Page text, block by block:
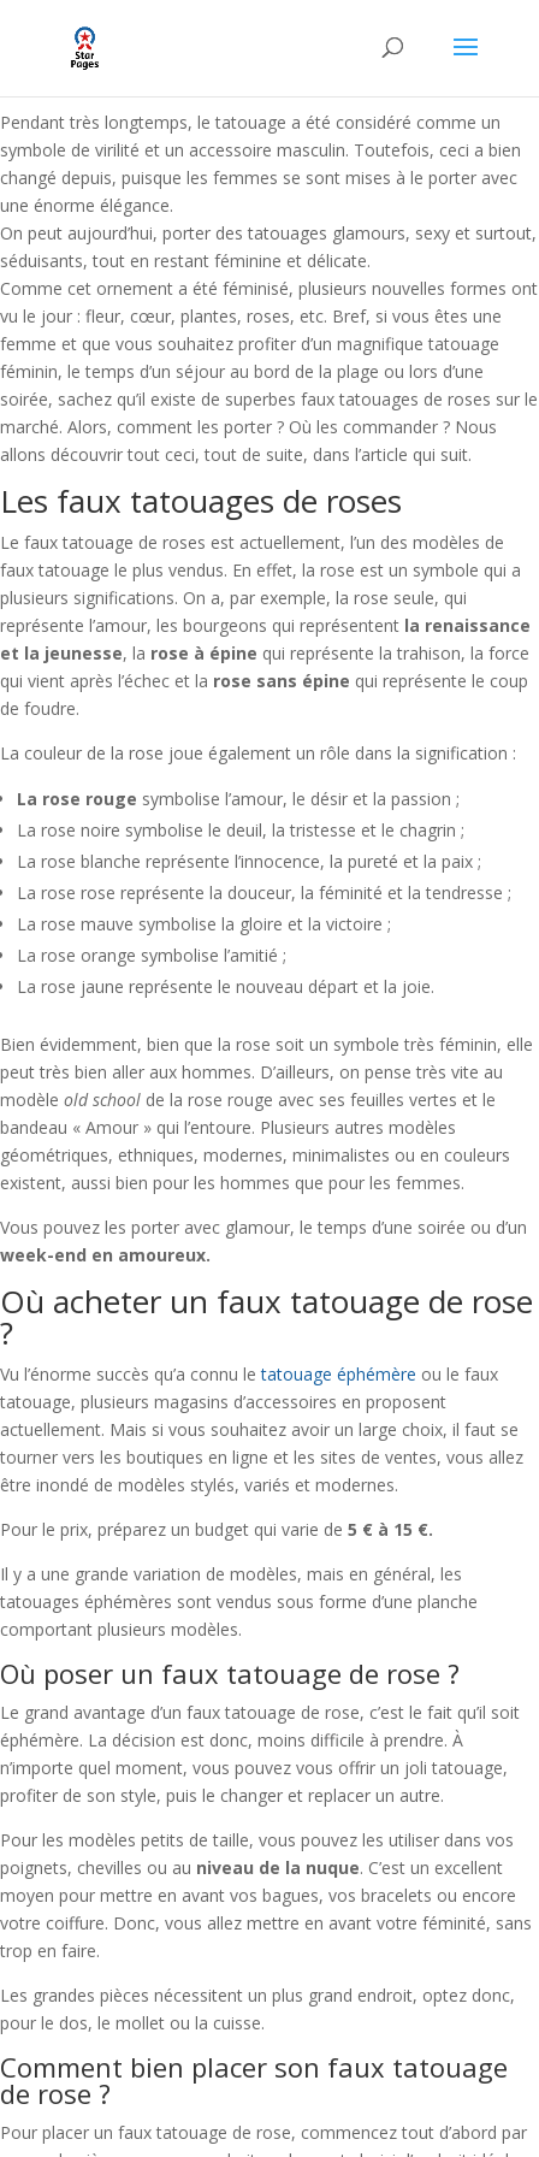
Pendant très longtemps, le tatouage a été considéré comme un
symbole de virilité et un accessoire masculin. Toutefois, ceci a bien
changé depuis, puisque les femmes se sont mises à le porter avec
une énorme élégance.
On peut aujourd’hui, porter des tatouages glamours, sexy et surtout,
séduisants, tout en restant féminine et délicate.
Comme cet ornement a été féminisé, plusieurs nouvelles formes ont
vu le jour : fleur, cœur, plantes, roses, etc. Bref, si vous êtes une
femme et que vous souhaitez profiter d’un magnifique tatouage
féminin, le temps d’un séjour au bord de la plage ou lors d’une
soirée, sachez qu’il existe de superbes faux tatouages de roses sur le
marché. Alors, comment les porter ? Où les commander ? Nous
allons découvrir tout ceci, tout de suite, dans l’article qui suit.
Les faux tatouages de roses
Le faux tatouage de roses est actuellement, l’un des modèles de
faux tatouage le plus vendus. En effet, la rose est un symbole qui a
plusieurs significations. On a, par exemple, la rose seule, qui
représente l’amour, les bourgeons qui représentent la renaissance
et la jeunesse, la rose à épine qui représente la trahison, la force
qui vient après l’échec et la rose sans épine qui représente le coup
de foudre.
La couleur de la rose joue également un rôle dans la signification :
La rose rouge symbolise l’amour, le désir et la passion ;
La rose noire symbolise le deuil, la tristesse et le chagrin ;
La rose blanche représente l’innocence, la pureté et la paix ;
La rose rose représente la douceur, la féminité et la tendresse ;
La rose mauve symbolise la gloire et la victoire ;
La rose orange symbolise l’amitié ;
La rose jaune représente le nouveau départ et la joie.
Bien évidemment, bien que la rose soit un symbole très féminin, elle
peut très bien aller aux hommes. D’ailleurs, on pense très vite au
modèle old school de la rose rouge avec ses feuilles vertes et le
bandeau « Amour » qui l’entoure. Plusieurs autres modèles
géométriques, ethniques, modernes, minimalistes ou en couleurs
existent, aussi bien pour les hommes que pour les femmes.
Vous pouvez les porter avec glamour, le temps d’une soirée ou d’un
week-end en amoureux.
Où acheter un faux tatouage de rose
?
Vu l’énorme succès qu’a connu letatouage éphémère ou le faux
tatouage, plusieurs magasins d’accessoires en proposent
actuellement. Mais si vous souhaitez avoir un large choix, il faut se
tourner vers les boutiques en ligne et les sites de ventes, vous allez
être inondé de modèles stylés, variés et modernes.
Pour le prix, préparez un budget qui varie de 5 € à 15 €.
Il y a une grande variation de modèles, mais en général, les
tatouages éphémères sont vendus sous forme d’une planche
comportant plusieurs modèles.
Où poser un faux tatouage de rose ?
Le grand avantage d’un faux tatouage de rose, c’est le fait qu’il soit
éphémère. La décision est donc, moins difficile à prendre. À
n’importe quel moment, vous pouvez vous offrir un joli tatouage,
profiter de son style, puis le changer et replacer un autre.
Pour les modèles petits de taille, vous pouvez les utiliser dans vos
poignets, chevilles ou au niveau de la nuque. C’est un excellent
moyen pour mettre en avant vos bagues, vos bracelets ou encore
votre coiffure. Donc, vous allez mettre en avant votre féminité, sans
trop en faire.
Les grandes pièces nécessitent un plus grand endroit, optez donc,
pour le dos, le mollet ou la cuisse.
Comment bien placer son faux tatouage
de rose ?
Pour placer un faux tatouage de rose, commencez tout d’abord par